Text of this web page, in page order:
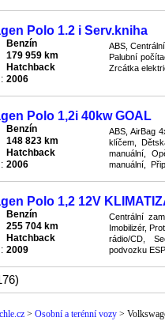
Polo 1.2 i Serv.kniha
Benzín
179 959 km
Hatchback
2006
ABS,
Palubní
Zrcátka
Polo 1,2i 40kw GOAL
Benzín
148 823 km
Hatchback
2006
ABS, AirBag
klíčem,
manuální,
manuální,
Polo 1,2 12V
Benzín
255 704 km
Hatchback
2009
Centrální
Imobilizér,
rádio/CD,
podvozku
> Osobní a terénní vozy>